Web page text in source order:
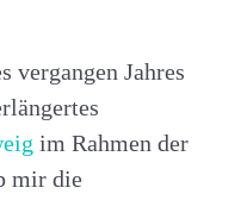
vergangen Jahres
im Rahmen der
mir die